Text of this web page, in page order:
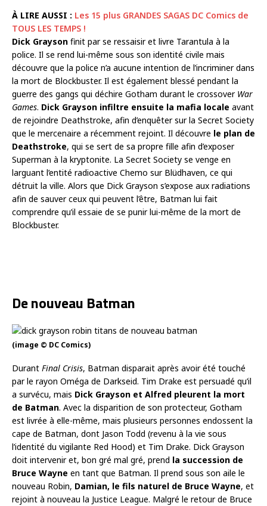
À LIRE AUSSI : Les 15 plus GRANDES SAGAS DC Comics de
TOUS LES TEMPS !
Dick Grayson finit par se ressaisir et livre Tarantula à la
police. Il se rend lui-même sous son identité civile mais
découvre que la police n’a aucune intention de l’incriminer dans
la mort de Blockbuster. Il est également blessé pendant la
guerre des gangs qui déchire Gotham durant le crossover War
Games. Dick Grayson infiltre ensuite la mafia locale avant
de rejoindre Deathstroke, afin d’enquêter sur la Secret Society
que le mercenaire a récemment rejoint. Il découvre le plan de
Deathstroke, qui se sert de sa propre fille afin d’exposer
Superman à la kryptonite. La Secret Society se venge en
larguant l’entité radioactive Chemo sur Blüdhaven, ce qui
détruit la ville. Alors que Dick Grayson s’expose aux radiations
afin de sauver ceux qui peuvent l’être, Batman lui fait
comprendre qu’il essaie de se punir lui-même de la mort de
Blockbuster.
De nouveau Batman
(image © DC Comics)
Durant Final Crisis, Batman disparait après avoir été touché
par le rayon Oméga de Darkseid. Tim Drake est persuadé qu’il
a survécu, mais Dick Grayson et Alfred pleurent la mort
de Batman. Avec la disparition de son protecteur, Gotham
est livrée à elle-même, mais plusieurs personnes endossent la
cape de Batman, dont Jason Todd (revenu à la vie sous
l’identité du vigilante Red Hood) et Tim Drake. Dick Grayson
doit intervenir et, bon gré mal gré, prend la succession de
Bruce Wayne en tant que Batman. Il prend sous son aile le
nouveau Robin, Damian, le fils naturel de Bruce Wayne, et
rejoint à nouveau la Justice League. Malgré le retour de Bruce